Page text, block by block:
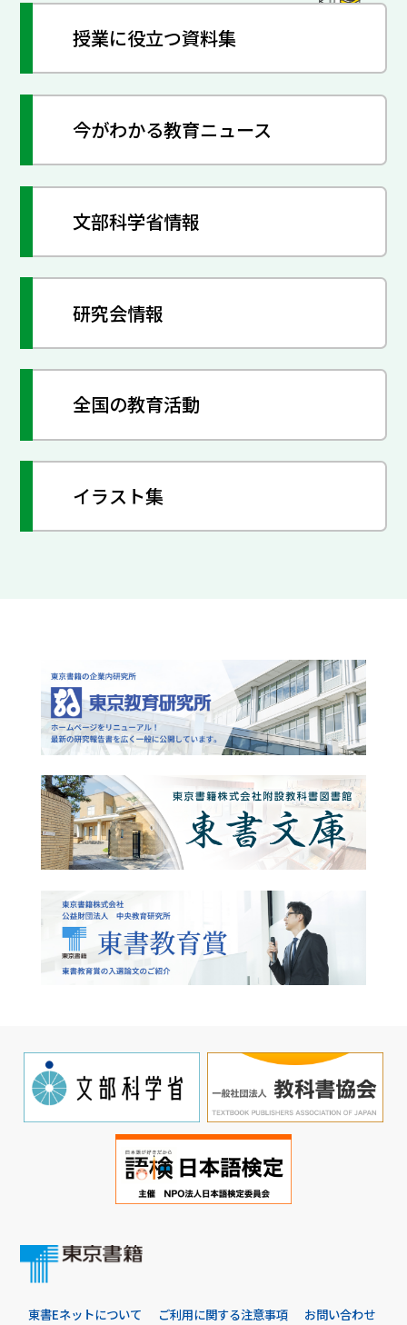
授業に役立つ資料集
今がわかる教育ニュース
文部科学省情報
研究会情報
全国の教育活動
イラスト集
東書Eネットについて ご利用に関する注意事項 お問い合わせ